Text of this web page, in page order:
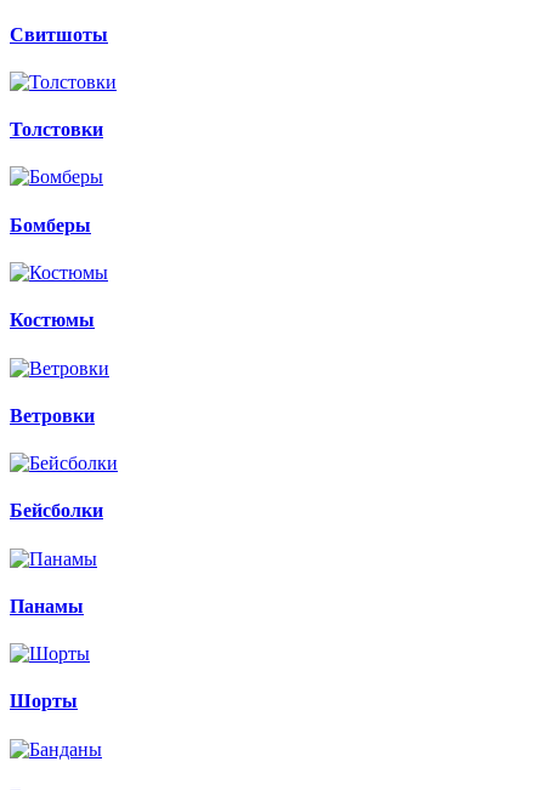
Свитшоты
Толстовки
Бомберы
Костюмы
Ветровки
Бейсболки
Панамы
Шорты